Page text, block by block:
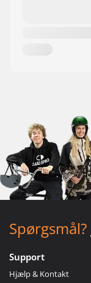
Spørgsmål?
Support
Hjælp & Kontakt